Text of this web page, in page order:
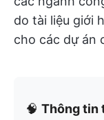
do tài liệu giới
cho các dự án
🧠 Thông tin